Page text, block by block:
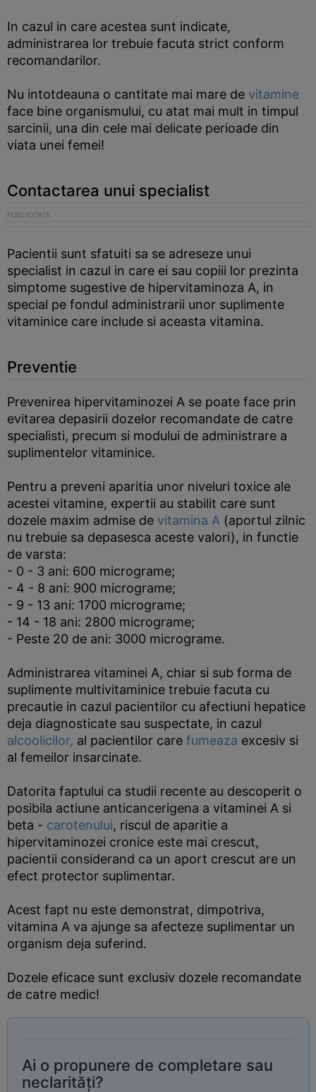
In cazul in care acestea sunt indicate,
administrarea lor trebuie facuta strict conform
recomandarilor.
Nu intotdeauna o cantitate mai mare de vitamine
face bine organismului, cu atat mai mult in timpul
sarcinii, una din cele mai delicate perioade din
viata unei femei!
Contactarea unui specialist
Pacientii sunt sfatuiti sa se adreseze unui
specialist in cazul in care ei sau copiii lor prezinta
simptome sugestive de hipervitaminoza A, in
special pe fondul administrarii unor suplimente
vitaminice care include si aceasta vitamina.
Preventie
Prevenirea hipervitaminozei A se poate face prin
evitarea depasirii dozelor recomandate de catre
specialisti, precum si modului de administrare a
suplimentelor vitaminice.
Pentru a preveni aparitia unor niveluri toxice ale
acestei vitamine, expertii au stabilit care sunt
dozele maxim admise de vitamina A (aportul zilnic
nu trebuie sa depasesca aceste valori), in functie
de varsta:
- 0 - 3 ani: 600 micrograme;
- 4 - 8 ani: 900 micrograme;
- 9 - 13 ani: 1700 micrograme;
- 14 - 18 ani: 2800 micrograme;
- Peste 20 de ani: 3000 micrograme.
Administrarea vitaminei A, chiar si sub forma de
suplimente multivitaminice trebuie facuta cu
precautie in cazul pacientilor cu afectiuni hepatice
deja diagnosticate sau suspectate, in cazul
alcoolicilor, al pacientilor care fumeaza excesiv si
al femeilor insarcinate.
Datorita faptului ca studii recente au descoperit o
posibila actiune anticancerigena a vitaminei A si
beta - carotenului, riscul de aparitie a
hipervitaminozei cronice este mai crescut,
pacientii considerand ca un aport crescut are un
efect protector suplimentar.
Acest fapt nu este demonstrat, dimpotriva,
vitamina A va ajunge sa afecteze suplimentar un
organism deja suferind.
Dozele eficace sunt exclusiv dozele recomandate
de catre medic!
Ai o propunere de completare sau
neclarități?